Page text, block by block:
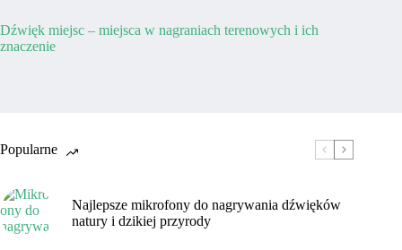
Dźwięk miejsc – miejsca w nagraniach terenowych i ich
znaczenie
Popularne
Najlepsze mikrofony do nagrywania dźwięków
natury i dzikiej przyrody